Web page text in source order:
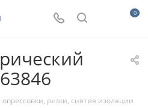
0
резки, снятия изоляции